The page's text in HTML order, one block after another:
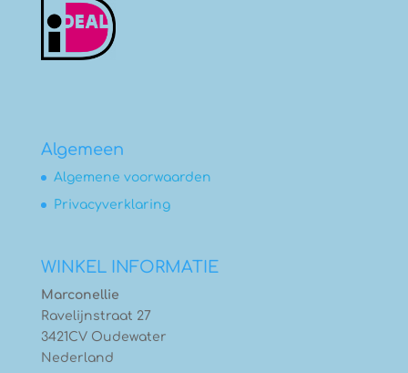
Algemeen
Algemene voorwaarden
Privacyverklaring
WINKEL INFORMATIE
Marconellie
Ravelijnstraat 27
3421CV Oudewater
Nederland